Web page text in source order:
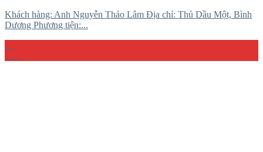
Khách hàng: Anh Nguyễn Thảo Lâm Địa chỉ: Thủ Dầu Một, Bình
Dương Phương tiện:...